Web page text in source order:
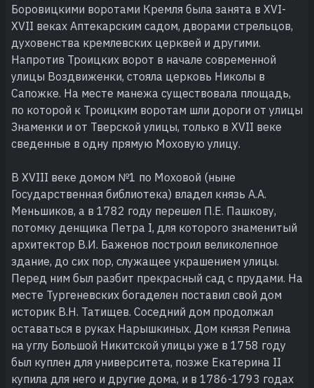
Боровицкими воротами Кремля была занята в XVI-
XVII веках Аптекарским садом, дворами стрельцов,
духовенства кремлевских церквей и другими.
Напротив Троицких ворот в начале современной
улицы Воздвиженки, стояла церковь Николы в
Сапожке. На месте манежа существовала площадь,
по которой к Троицким воротам шли дороги от улицы
Знаменки и от Тверской улицы, только в XVII веке
сведенные в одну прямую Моховую улицу.
В XVIII веке домом №1 по Моховой (ныне
Государственная библиотека) владел князь А.А.
Меньшиков, а в 1782 году перешел П.Е. Пашкову,
потомку денщика Петра I, для которого знаменитый
архитектор В.И. Баженов построил великолепное
здание, до сих пор, служащее украшением улицы.
Перед ним был разбит прекрасный сад с прудами. На
месте Тургеневских богаделен поставил свой дом
историк В.Н. Татищев. Соседний дом продолжал
оставаться в руках Нарышкиных. Дом князя Репина
на углу Большой Никитской улицы уже в 1758 году
был куплен для университета, позже Екатерина II
купила для него и другие дома, и в 1786-1793 годах